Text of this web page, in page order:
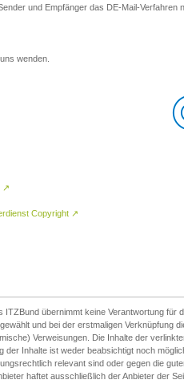
und Empfänger das DE-Mail-Verfahren
wenden.
↗
Copyright ↗
übernimmt keine Verantwortung für
und bei der erstmaligen Verknüpfung
Verweisungen. Die Inhalte der
Inhalte ist weder beabsichtigt noch
relevant sind oder gegen die
haftet ausschließlich der Anbieter der